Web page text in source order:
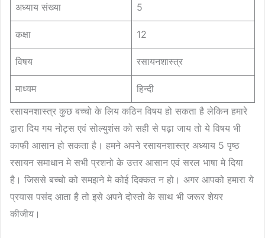
अध्याय संख्या 5
कक्षा 12
विषय रसायनशास्त्र
माध्यम
हिन्दी
रसायनशास्त्र कुछ बच्चो के लिय कठिन विषय हो सकता है लेकिन हमारे
द्वारा दिय गय नोट्स एवं सोल्युशंस को सही से पढ़ा जाय तो ये विषय भी
काफी आसान हो सकता है। हमने अपने रसायनशास्त्र अध्याय 5 पृष्ठ
रसायन समाधान मे सभी प्रशनो के उत्तर आसान एवं सरल भाषा मे दिया
है। जिससे बच्चो को समझने मे कोई दिक्कत न हो। अगर आपको हमारा ये
प्रयास पसंद आता है तो इसे अपने दोस्तो के साथ भी जरूर शेयर
कीजीय।